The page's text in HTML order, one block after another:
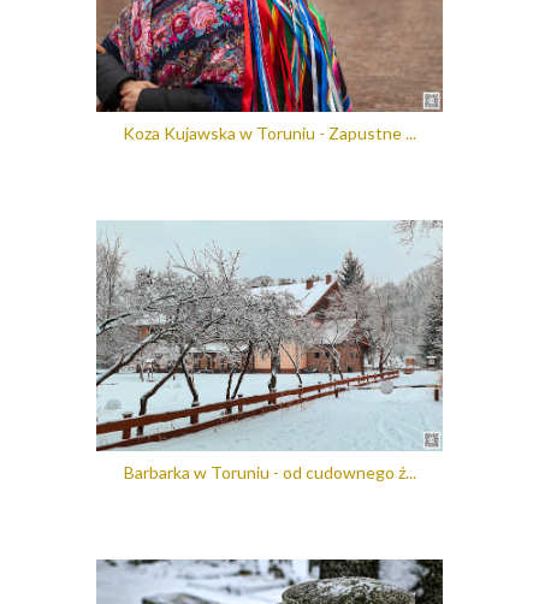
Koza Kujawska w Toruniu - Zapustne ...
Barbarka w Toruniu - od cudownego ź...